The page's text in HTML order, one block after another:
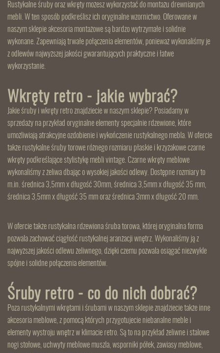
Rustykalne śruby oraz wkręty możesz wykorzystać do montażu drewnianych
mebli. W ten sposób podkreślisz ich oryginalne wzornictwo. Oferowane w
naszym sklepie akcesoria montażowe są bardzo wytrzymałe i solidnie
wykonane. Zapewniają trwałe połączenia elementów, ponieważ wykonaliśmy je
z odlewów najwyższej jakości gwarantujących praktyczne i łatwe
wykorzystanie.
Wkręty retro - jakie wybrać?
Jakie śruby i wkręty retro znajdziecie w naszym sklepie? Posiadamy w
sprzedaży na przykład oryginalne elementy specjalnie rdzewione, które
umożliwiają atrakcyjne ozdobienie i wykończenie rustykalnego mebla. W ofercie
także rustykalne śruby torowe różnego rozmiaru płaskie i krzyżakowe czarne
wkręty podkreślające stylistykę mebli vintage. Czarne wkręty meblowe
wykonaliśmy z żeliwa dbając o wysokiej jakości odlewy. Dostępne rozmiary to
m.in. średnica 3,5mm x długość 30mm, średnica 3,5mm x długość 35 mm,
średnica 3,5mm x długość 35 mm oraz średnica 3mm x długość 20 mm.
W ofercie także rustykalna rdzewiona śruba torowa, której oryginalna forma
pozwala zachować ciągłość rustykalnej aranżacji wnętrz. Wykonaliśmy ją z
najwyższej jakości odlewu żeliwnego, dzięki czemu pozwala osiągać niezwykle
spójne i solidne połączenia elementów.
Śruby retro - co do nich dobrać?
Poza rustykalnymi wkrętami i śrubami w naszym sklepie znajdziecie także inne
akcesoria meblowe, z pomocą których przygotujecie niebanalne meble i
elementy wystroju wnętrz w klimacie retro. Są to na przykład żeliwne i stalowe
nogi stołowe, uchwyty meblowe muszla, wsporniki półek, zawiasy meblowe,